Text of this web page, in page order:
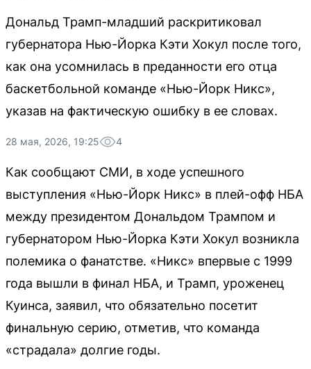
Дональд Трамп-младший раскритиковал
губернатора Нью-Йорка Кэти Хокул после того,
как она усомнилась в преданности его отца
баскетбольной команде «Нью-Йорк Никс»,
указав на фактическую ошибку в ее словах.
28 мая, 2026, 19:25 4
Как сообщают СМИ, в ходе успешного
выступления «Нью-Йорк Никс» в плей-офф НБА
между президентом Дональдом Трампом и
губернатором Нью-Йорка Кэти Хокул возникла
полемика о фанатстве. «Никс» впервые с 1999
года вышли в финал НБА, и Трамп, уроженец
Куинса, заявил, что обязательно посетит
финальную серию, отметив, что команда
«страдала» долгие годы.